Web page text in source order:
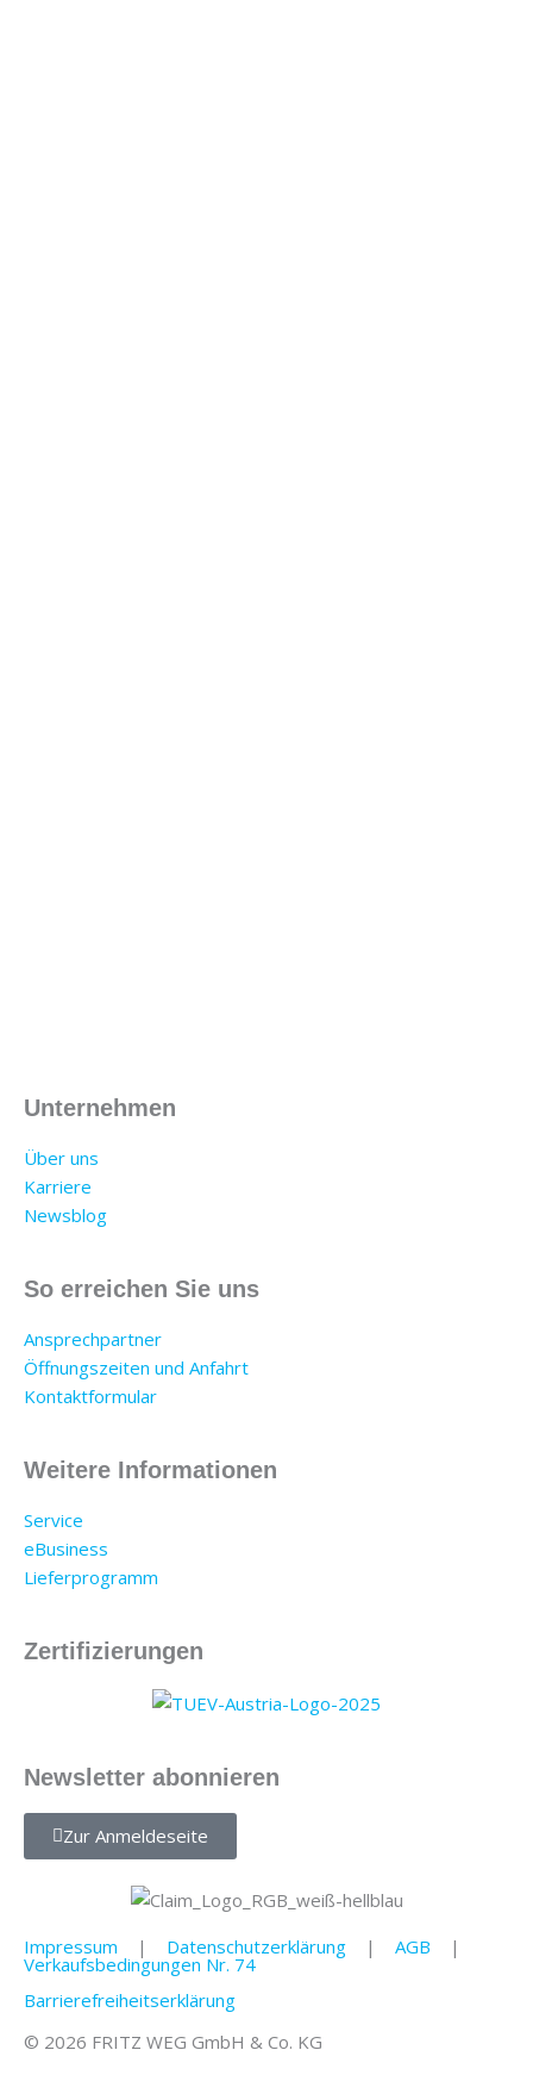
Unternehmen
Über uns
Karriere
Newsblog
So erreichen Sie uns
Ansprechpartner
Öffnungszeiten und Anfahrt
Kontaktformular
Weitere Informationen
Service
eBusiness
Lieferprogramm
Zertifizierungen
Newsletter abonnieren
Zur Anmeldeseite
Impressum | Datenschutzerklärung | AGB |
Verkaufsbedingungen Nr. 74
Barrierefreiheitserklärung
© 2026 FRITZ WEG GmbH & Co. KG